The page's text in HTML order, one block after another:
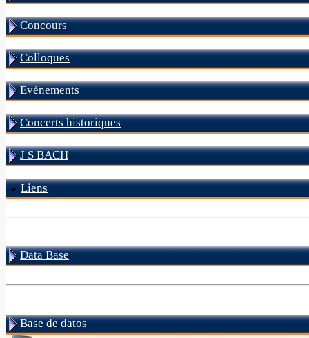
Concours
Colloques
Evénements
Concerts historiques
J S BACH
Liens
Data Base
Base de datos